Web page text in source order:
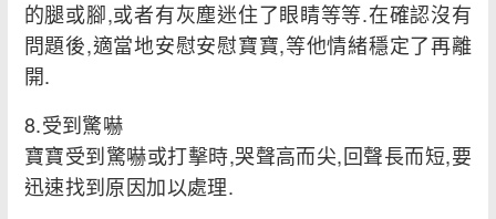
的腿或腳,或者有灰塵迷住了眼睛等等.在確認沒有
問題後,適當地安慰安慰寶寶,等他情緒穩定了再離
開.
8.受到驚嚇
寶寶受到驚嚇或打擊時,哭聲高而尖,回聲長而短,要
迅速找到原因加以處理.